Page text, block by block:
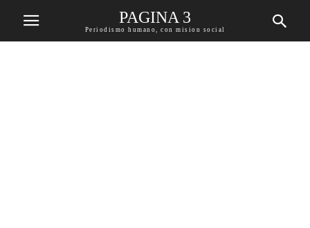
PAGINA 3
Periodismo humano, con mision social